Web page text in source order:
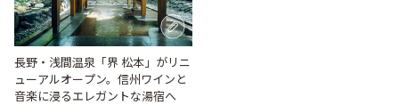
長野・浅間温泉「界 松本」がリニ
ューアルオープン。信州ワインと
音楽に浸るエレガントな湯宿へ